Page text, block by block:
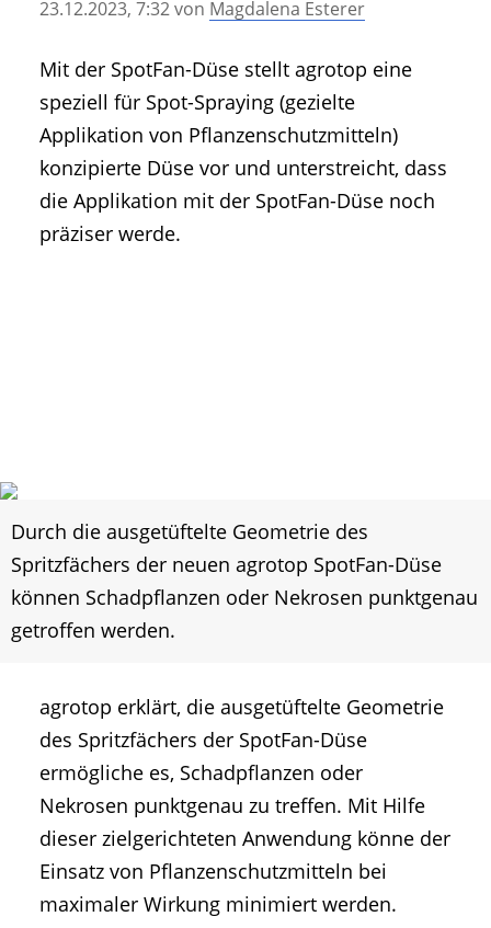
• Geschichte und Geschichten
• Mitteilung der Redaktion
• Agritechnica Neuheiten Archiv
• Artikel nach Hersteller/Marke
23.12.2023, 7:32von Magdalena Esterer
Mit der SpotFan-Düse stellt agrotop eine
speziell für Spot-Spraying (gezielte
Applikation von Pflanzenschutzmitteln)
konzipierte Düse vor und unterstreicht, dass
die Applikation mit der SpotFan-Düse noch
präziser werde.
Durch die ausgetüftelte Geometrie des
Spritzfächers der neuen agrotop SpotFan-Düse
können Schadpflanzen oder Nekrosen punktgenau
getroffen werden.
agrotop erklärt, die ausgetüftelte Geometrie
des Spritzfächers der SpotFan-Düse
ermögliche es, Schadpflanzen oder
Nekrosen punktgenau zu treffen. Mit Hilfe
dieser zielgerichteten Anwendung könne der
Einsatz von Pflanzenschutzmitteln bei
maximaler Wirkung minimiert werden.